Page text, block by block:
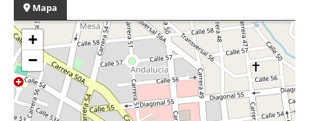
Mapa
+
−